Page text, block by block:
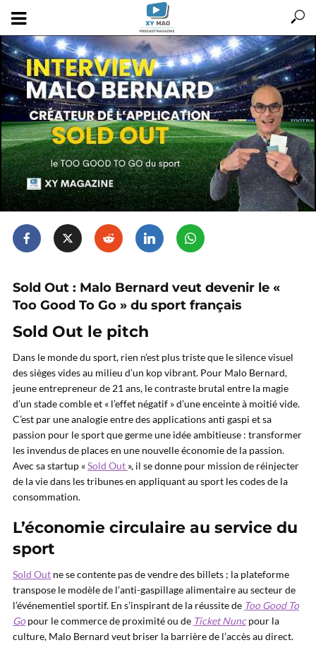
Sold Out : Malo Bernard veut devenir le «
Too Good To Go » du sport français
Sold Out le pitch
Dans le monde du sport, rien n’est plus triste que le silence visuel
des sièges vides au milieu d’un kop vibrant. Pour Malo Bernard,
jeune entrepreneur de 21 ans, le contraste brutal entre la magie
d’un stade comble et « l’effet négatif » d’une enceinte à moitié vide.
C’est par une analogie entre des applications anti gaspi et sa
passion pour le sport que germe une idée ambitieuse : transformer
les invendus de places en une nouvelle économie de la passion.
Avec sa startup «Sold Out », il se donne pour mission de réinjecter
de la vie dans les tribunes en appliquant au sport les codes de la
consommation.
L’économie circulaire au service du
sport
Sold Out ne se contente pas de vendre des billets ; la plateforme
transpose le modèle de l’anti-gaspillage alimentaire au secteur de
l’événementiel sportif. En s’inspirant de la réussite de Too Good To
Gopour le commerce de proximité ou de Ticket Nuncpour la
culture, Malo Bernard veut briser la barrière de l’accès au direct.